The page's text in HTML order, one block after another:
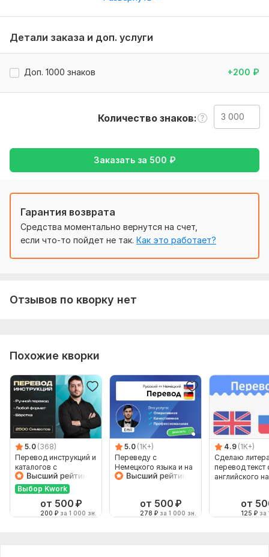
1. Исходный текст (от формата файла зависит скорость
перевода);
2. Все вопросы, возникающие в процессе перевода, прошу
Образование и наука,Работа, карьера,Строительство
с Английского на Русский
Детали заказа и доп. услуги
Доп. 1000 знаков +200 ₽
Количество знаков
Заказать за 500 ₽
Гарантия возврата
Средства моментально вернутся на счет,
если что-то пойдет не так. Как это работает?
Отзывов по кворку нет
Похожие кворки
5.0 (368)
Перевод инструкций и
каталогов с
Английского на
Русский и наоборот
Выбор Kwork
от 500 ₽
200 ₽ за 1 000 зн.
5.0 (1K+)
Переведу с
Немецкого языка и на
Немецкий язык от
от 500 ₽
278 ₽ за 1 000 зн.
4.9 (1K+)
Сделаю
перевод текст
английского на
от
125 ₽ за